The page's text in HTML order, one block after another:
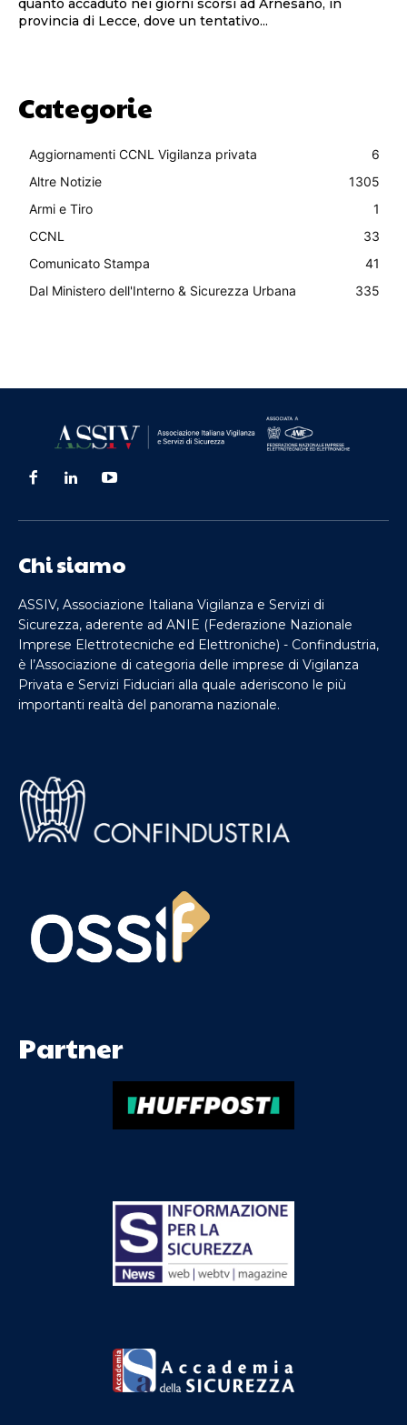
provincia di Lecce, dove un tentativo...
Categorie
Aggiornamenti CCNL Vigilanza privata
6
Altre Notizie
1305
Armi e Tiro
1
CCNL
33
Comunicato Stampa
41
Dal Ministero dell'Interno & Sicurezza Urbana
335
Chi siamo
ASSIV, Associazione Italiana Vigilanza e Servizi di
Sicurezza, aderente ad ANIE (Federazione Nazionale
Imprese Elettrotecniche ed Elettroniche) - Confindustria,
è l’Associazione di categoria delle imprese di Vigilanza
Privata e Servizi Fiduciari alla quale aderiscono le più
importanti realtà del panorama nazionale.
Partner